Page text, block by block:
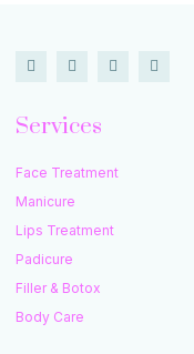
Services
Face Treatment
Manicure
Lips Treatment
Padicure
Filler & Botox
Body Care